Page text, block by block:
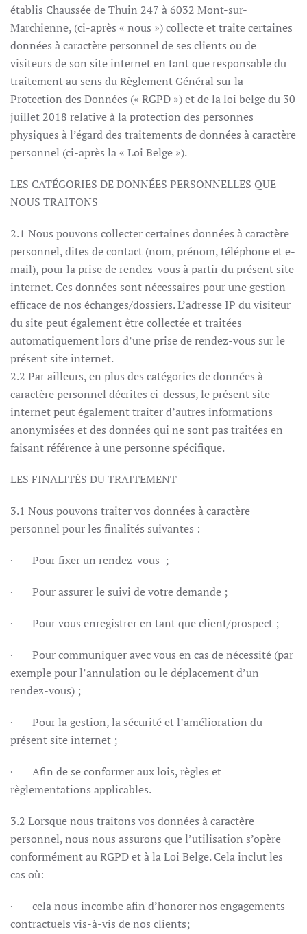
établis Chaussée de Thuin 247 à 6032 Mont-sur-
Marchienne, (ci-après « nous ») collecte et traite certaines
données à caractère personnel de ses clients ou de
visiteurs de son site internet en tant que responsable du
traitement au sens du Règlement Général sur la
Protection des Données (« RGPD ») et de la loi belge du 30
juillet 2018 relative à la protection des personnes
physiques à l’égard des traitements de données à caractère
personnel (ci-après la « Loi Belge »).
LES CATÉGORIES DE DONNÉES PERSONNELLES QUE
NOUS TRAITONS
2.1 Nous pouvons collecter certaines données à caractère
personnel, dites de contact (nom, prénom, téléphone et e-
mail), pour la prise de rendez-vous à partir du présent site
internet. Ces données sont nécessaires pour une gestion
efficace de nos échanges/dossiers. L’adresse IP du visiteur
du site peut également être collectée et traitées
automatiquement lors d’une prise de rendez-vous sur le
présent site internet.
2.2 Par ailleurs, en plus des catégories de données à
caractère personnel décrites ci-dessus, le présent site
internet peut également traiter d’autres informations
anonymisées et des données qui ne sont pas traitées en
faisant référence à une personne spécifique.
LES FINALITÉS DU TRAITEMENT
3.1 Nous pouvons traiter vos données à caractère
personnel pour les finalités suivantes :
· Pour fixer un rendez-vous ;
· Pour assurer le suivi de votre demande ;
· Pour vous enregistrer en tant que client/prospect ;
· Pour communiquer avec vous en cas de nécessité (par
exemple pour l’annulation ou le déplacement d’un
rendez-vous) ;
· Pour la gestion, la sécurité et l’amélioration du
présent site internet ;
· Afin de se conformer aux lois, règles et
règlementations applicables.
3.2 Lorsque nous traitons vos données à caractère
personnel, nous nous assurons que l’utilisation s’opère
conformément au RGPD et à la Loi Belge. Cela inclut les
cas où:
· cela nous incombe afin d’honorer nos engagements
contractuels vis-à-vis de nos clients;